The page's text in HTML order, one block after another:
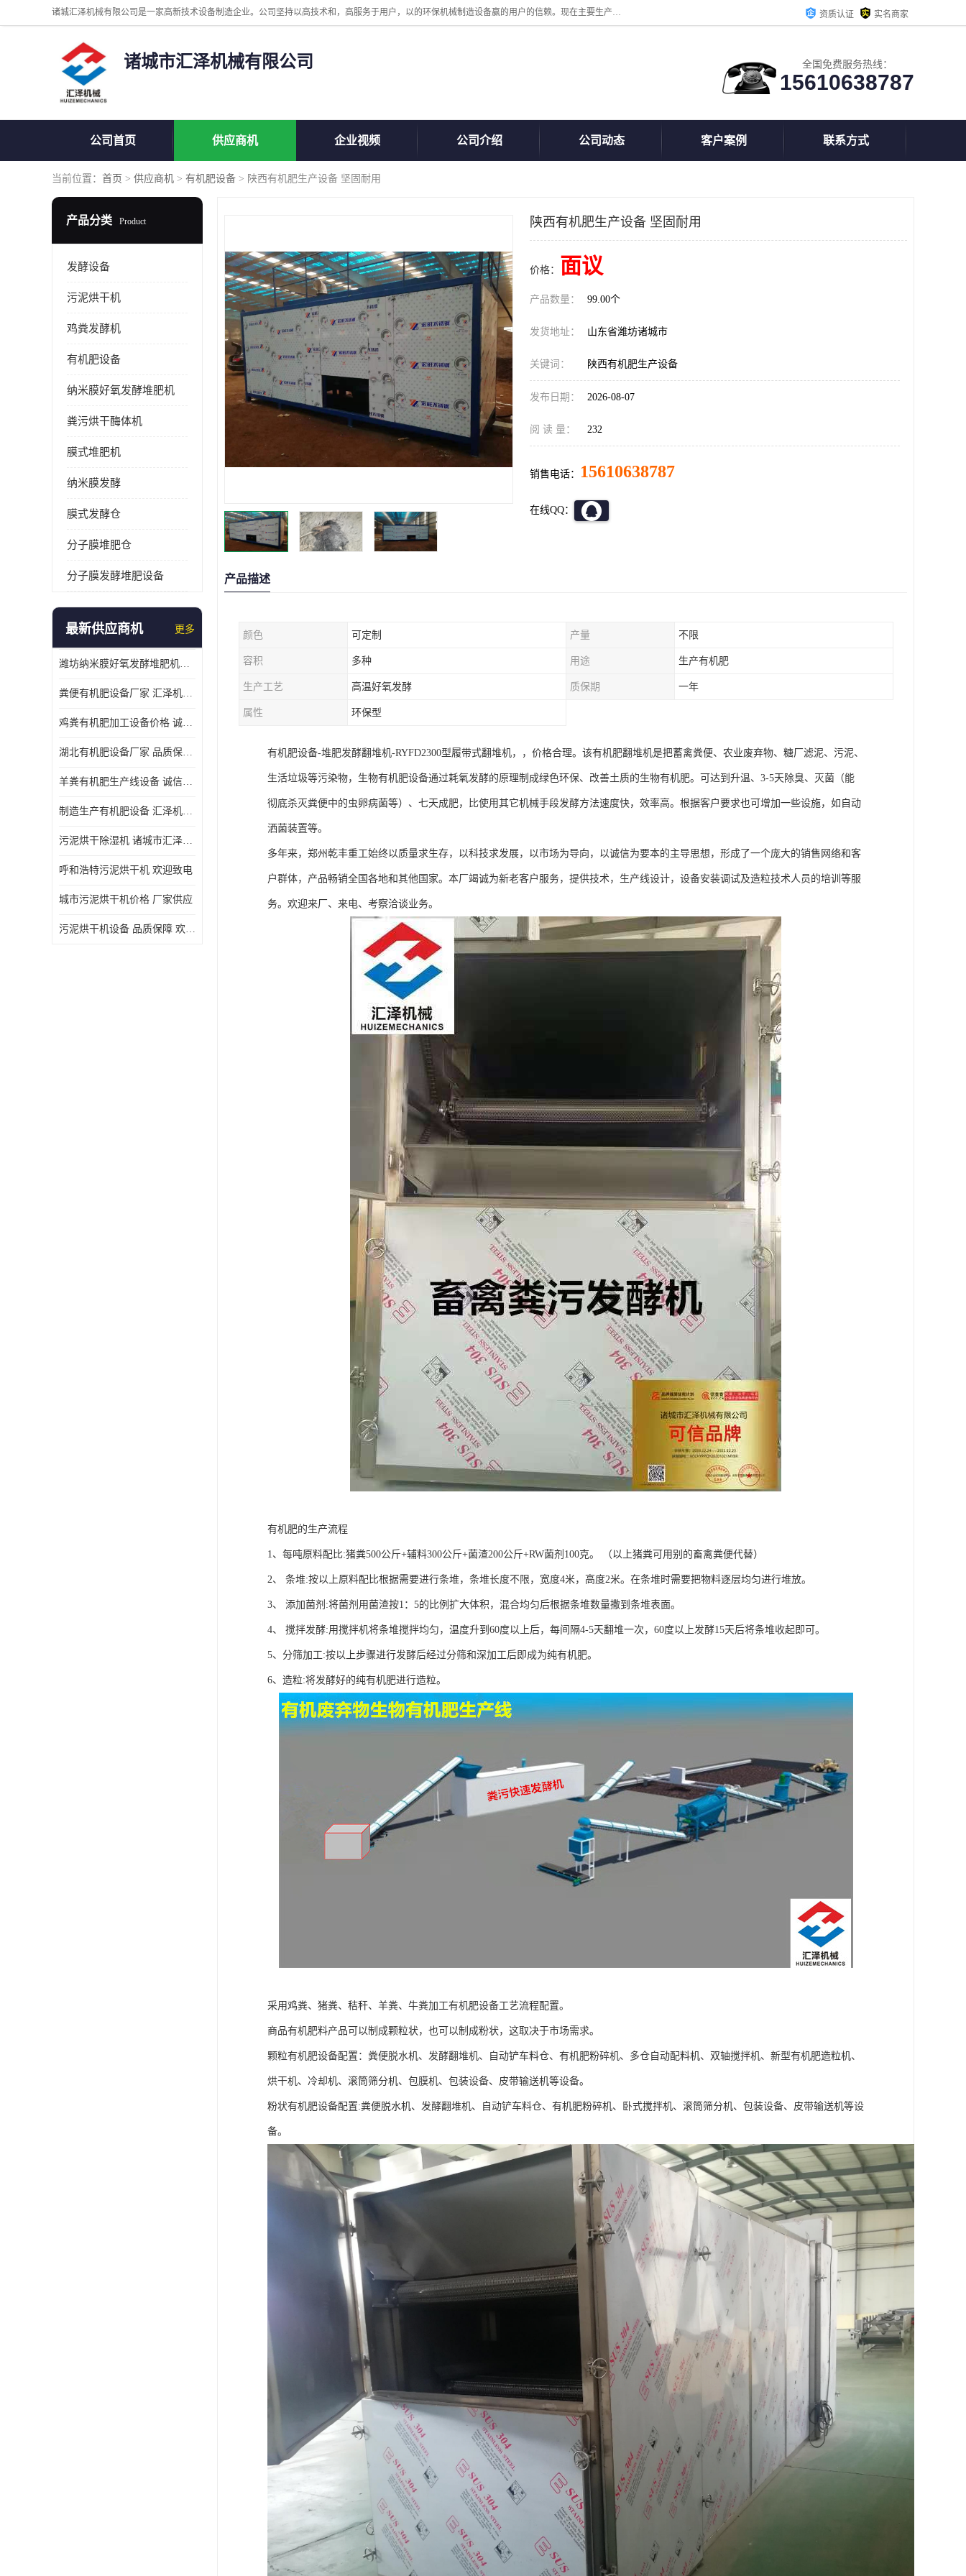
诸城汇泽机械有限公司是一家高新技术设备制造企业。公司坚持以高技术和，高服务于用户，以的环保机械制造设备赢的用户的信赖。现在主要生产死亡畜禽无害化处理和立式和卧式有机肥设备，搅拌机，烘干机，高温发酵机等。污水处理设备，固液分离机。气浮机，化制机等。公司秉承品质，用户至上，科技创新的经营理。 资质认证 实名商家
诸城市汇泽机械有限公司 全国免费服务热线：
15610638787
公司首页 供应商机 企业视频 公司介绍 公司动态 客户案例 联系方式
当前位置： 首页 > 供应商机 > 有机肥设备 > 陕西有机肥生产设备 坚固耐用
产品分类 Product
发酵设备
污泥烘干机
鸡粪发酵机
有机肥设备
纳米膜好氧发酵堆肥机
粪污烘干酶体机
膜式堆肥机
纳米膜发酵
膜式发酵仓
分子膜堆肥仓
分子膜发酵堆肥设备
最新供应商机 更多
潍坊纳米膜好氧发酵堆肥机定制
粪便有机肥设备厂家 汇泽机械 免费报价
鸡粪有机肥加工设备价格 诚信卖家 致电了解
湖北有机肥设备厂家 品质保障 欢迎咨询
羊粪有机肥生产线设备 诚信卖家 致电了解
制造生产有机肥设备 汇泽机械 免费报价
污泥烘干除湿机 诸城市汇泽机械有限公司
呼和浩特污泥烘干机 欢迎致电
城市污泥烘干机价格 厂家供应
污泥烘干机设备 品质保障 欢迎咨询
陕西有机肥生产设备 坚固耐用
价格： 面议
产品数量： 99.00个
发货地址： 山东省潍坊诸城市
关键词： 陕西有机肥生产设备
发布日期： 2026-08-07
阅 读 量： 232
销售电话： 15610638787
在线QQ：
产品描述
颜色 可定制 产量 不限
容积 多种 用途 生产有机肥
生产工艺 高温好氧发酵 质保期 一年
属性 环保型
有机肥设备-堆肥发酵翻堆机-RYFD2300型履带式翻堆机，，价格合理。该有机肥翻堆机是把蓄禽粪便、农业废弃物、糖厂滤泥、污泥、
生活垃圾等污染物，生物有机肥设备通过耗氧发酵的原理制成绿色环保、改善土质的生物有机肥。可达到升温、3-5天除臭、灭菌（能
彻底杀灭粪便中的虫卵病菌等）、七天成肥，比使用其它机械手段发酵方法速度快，效率高。根据客户要求也可增加一些设施，如自动
洒菌装置等。
多年来，郑州乾丰重工始终以质量求生存，以科技求发展，以市场为导向，以诚信为要本的主导思想，形成了一个庞大的销售网络和客
户群体，产品畅销全国各地和其他国家。本厂竭诚为新老客户服务，提供技术，生产线设计，设备安装调试及造粒技术人员的培训等服
务。欢迎来厂、来电、考察洽谈业务。
有机肥的生产流程
1、每吨原料配比:猪粪500公斤+辅料300公斤+菌渣200公斤+RW菌剂100克。 （以上猪粪可用别的畜禽粪便代替）
2、 条堆:按以上原料配比根据需要进行条堆，条堆长度不限，宽度4米，高度2米。在条堆时需要把物料逐层均匀进行堆放。
3、 添加菌剂:将菌剂用菌渣按1：5的比例扩大体积，混合均匀后根据条堆数量撒到条堆表面。
4、 搅拌发酵:用搅拌机将条堆搅拌均匀，温度升到60度以上后，每间隔4-5天翻堆一次，60度以上发酵15天后将条堆收起即可。
5、分筛加工:按以上步骤进行发酵后经过分筛和深加工后即成为纯有机肥。
6、造粒:将发酵好的纯有机肥进行造粒。
采用鸡粪、猪粪、秸秆、羊粪、牛粪加工有机肥设备工艺流程配置。
商品有机肥料产品可以制成颗粒状，也可以制成粉状，这取决于市场需求。
颗粒有机肥设备配置：粪便脱水机、发酵翻堆机、自动铲车料仓、有机肥粉碎机、多仓自动配料机、双轴搅拌机、新型有机肥造粒机、
烘干机、冷却机、滚筒筛分机、包膜机、包装设备、皮带输送机等设备。
粉状有机肥设备配置:粪便脱水机、发酵翻堆机、自动铲车料仓、有机肥粉碎机、卧式搅拌机、滚筒筛分机、包装设备、皮带输送机等设
备。